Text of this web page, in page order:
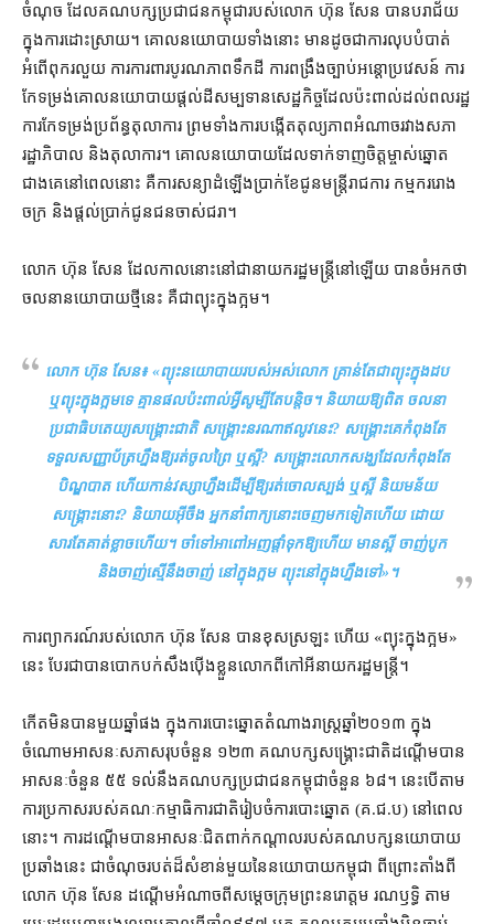
ចំណុច ដែល​គណបក្ស​ប្រជាជន​កម្ពុជា​របស់​លោក ហ៊ុន សែន បាន​បរាជ័យ​
ក្នុង​ការ​ដោះស្រាយ។ គោលនយោបាយ​ទាំង​នោះ មាន​ដូចជា​ការ​លុប​បំបាត់​
អំពើ​ពុករលួយ ការ​ការពារ​បូរណភាព​ទឹក​ដី ការ​ពង្រឹង​ច្បាប់​អន្តោប្រវេសន៍ ការ​
កែទម្រង់​គោលនយោបាយ​ផ្ដល់​ដី​សម្បទាន​សេដ្ឋកិច្ច​ដែល​​ប៉ះពាល់​ដល់​ពលរដ្ឋ
ការ​កែ​ទម្រង់​ប្រព័ន្ធ​តុលាការ ព្រមទាំង​ការ​បង្កើត​តុល្យភាព​អំណាច​រវាង​សភា
រដ្ឋាភិបាល និង​តុលាការ។ គោល​នយោបាយ​ដែល​ទាក់ទាញ​ចិត្ត​ម្ចាស់​ឆ្នោត​
ជាង​គេ​នៅ​ពេលនោះ គឺ​ការ​សន្យា​ដំឡើង​ប្រាក់​ខែ​ជូន​មន្ត្រី​រាជការ កម្មករ​រោង
ចក្រ និង​ផ្ដល់​ប្រាក់​ជូន​ជន​ចាស់​ជរា។
លោក ហ៊ុន សែន ដែល​កាលនោះ​នៅ​ជា​នាយករដ្ឋមន្ត្រី​នៅ​ឡើយ បាន​ចំអក​ថា
ចលនា​នយោបាយ​ថ្មី​នេះ គឺ​ជា​ព្យុះ​ក្នុង​ក្អម។
លោក ហ៊ុន សែន៖ «ព្យុះ​នយោបាយ​របស់​អស់​លោក គ្រាន់​តែ​ជា​ព្យុះ​ក្នុង​ដប
ឬ​ព្យុះ​ក្នុង​ក្អម​ទេ គ្មាន​ផល​ប៉ះពាល់​អ្វី​សូម្បី​តែ​បន្តិច​។ និយាយ​ឱ្យ​ពិត​ ចលនា​
ប្រជាធិបតេយ្យ​សង្គ្រោះ​ជាតិ សង្គ្រោះ​នរណា​ឥលូវ​នេះ?​ សង្គ្រោះ​គេ​កំពុង​តែ​
ទទួល​សញ្ញាប័ត្រ​ហ្នឹង​ឱ្យ​រត់​ចូល​ព្រៃ ឬ​ស្អី? សង្គ្រោះ​លោកសង្ឃ​ដែល​កំពុង​តែ​
បិណ្ឌបាត​ ហើយ​កាន់​វស្សា​ហ្នឹង​ដើម្បី​ឱ្យ​រត់​ចោល​ស្បង់​ ឬ​ស្អី និយម​​ន័យ​
សង្គ្រោះ​នោះ? និយាយ​អ៊ីចឹង អ្នកនាំពាក្យ​នោះ​ចេញ​មក​ទៀត​ហើយ ដោយ​
សារ​តែ​គាត់​ខ្លាច​ហើយ។ ចាំ​ទៅ​អា​ពៅអញ​ផ្ដាំ​ទុក​ឱ្យ​​ហើយ មាន​ស្អី ចាញ់​បូក​
និង​ចាញ់​ស្មើនឹង​ចាញ់ នៅ​ក្នុង​ក្អម ព្យុះ​នៅ​ក្នុង​ហ្នឹង​ទៅ»។
ការ​ព្យាករណ៍​របស់​លោក ហ៊ុន សែន បាន​ខុស​ស្រឡះ ហើយ «ព្យុះ​ក្នុង​ក្អម»
នេះ បែរ​ជា​បាន​បោកបក់​សឹង​ប៉ើង​ខ្លួន​លោក​ពី​កៅអី​នាយករដ្ឋមន្ត្រី។
កើត​​មិន​​បាន​មួយ​ឆ្នាំ​ផង ក្នុង​ការ​បោះឆ្នោត​តំណាងរាស្ត្រ​ឆ្នាំ​២០១៣ ក្នុង​
ចំណោម​អាសនៈ​សភា​សរុប​ចំនួន ១២៣ គណបក្ស​សង្គ្រោះ​ជាតិ​​ដណ្ដើម​បាន​
អាសនៈ​ចំនួន ៥៥ ទល់​នឹង​គណបក្ស​ប្រជាជន​កម្ពុជា​ចំនួន ៦៨។ នេះ​បើ​តាម​
ការ​ប្រកាស​របស់​គណៈកម្មាធិការ​ជាតិ​រៀបចំ​ការបោះឆ្នោត (គ.ជ.ប) នៅ​ពេល​
នោះ។ ការ​ដណ្ដើម​បាន​អាសនៈ​ជិត​ពាក់​កណ្ដាល​របស់​គណបក្ស​នយោបាយ​
ប្រឆាំង​នេះ ជា​ចំណុច​របត់​ដ៏​សំខាន់​មួយ​នៃ​នយោបាយ​កម្ពុជា ពីព្រោះ​តាំង​ពី​
លោក ហ៊ុន សែន ដណ្ដើម​អំណាច​ពី​សម្ដេច​ក្រុម​ព្រះ​នរោត្តម រណឫទ្ធិ តាម​